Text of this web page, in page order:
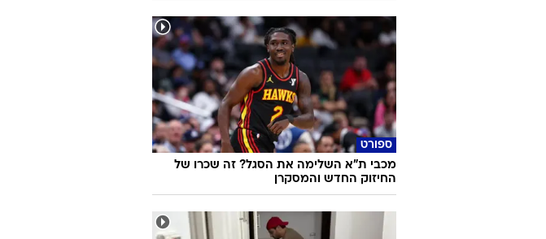
ספורט
מכבי ת"א השלימה את הסגל? זה שכרו של
החיזוק החדש והמסקרן